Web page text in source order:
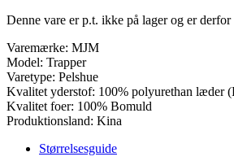
Denne vare er p.t. ikke på lager og er
Varemærke: MJM
Model: Trapper
Varetype: Pelshue
Kvalitet yderstof: 100% polyurethan læder
Kvalitet foer: 100% Bomuld
Produktionsland: Kina
Størrelsesguide